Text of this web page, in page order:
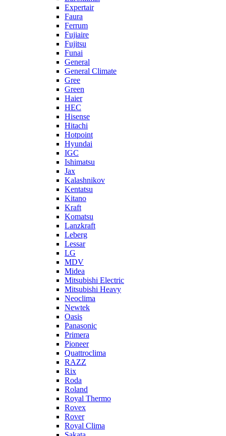
Expertair
Faura
Ferrum
Fujiaire
Fujitsu
Funai
General
General Climate
Gree
Green
Haier
HEC
Hisense
Hitachi
Hotpoint
Hyundai
IGC
Ishimatsu
Jax
Kalashnikov
Kentatsu
Kitano
Kraft
Komatsu
Lanzkraft
Leberg
Lessar
LG
MDV
Midea
Mitsubishi Electric
Mitsubishi Heavy
Neoclima
Newtek
Oasis
Panasonic
Primera
Pioneer
Quattroclima
RAZZ
Rix
Roda
Roland
Royal Thermo
Rovex
Rover
Royal Clima